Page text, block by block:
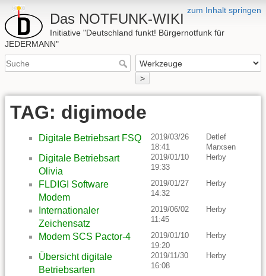
zum Inhalt springen
Das NOTFUNK-WIKI
Initiative "Deutschland funkt! Bürgernotfunk für
JEDERMANN"
>
TAG: digimode
Digitale Betriebsart FSQ
2019/03/26
18:41
Detlef
Marxsen
Digitale Betriebsart
Olivia
2019/01/10
19:33
Herby
FLDIGI Software
Modem
2019/01/27
14:32
Herby
Internationaler
Zeichensatz
2019/06/02
11:45
Herby
Modem SCS Pactor-4
2019/01/10
19:20
Herby
Übersicht digitale
Betriebsarten
2019/11/30
16:08
Herby